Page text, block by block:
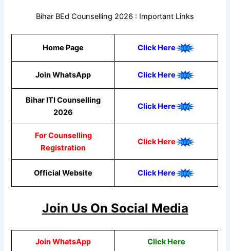
Bihar BEd Counselling 2026 : Important Links
Home Page Click Here
Join WhatsApp Click Here
Bihar ITI Counselling
2026
Click Here
For Counselling
Registration
Click Here
Official Website Click Here
Join Us On Social Media
Join WhatsApp Click Here